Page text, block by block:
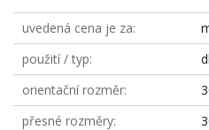
uvedená cena je za
použití / typ
orientační rozměr
přesné rozměry